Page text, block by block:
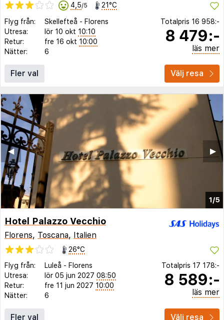
4,5/5 21°C
Flyg från: Skellefteå - Florens
Utresa:
lör 10 okt 10:10
Retur:
fre 16 okt 10:00
Nätter:
6
Totalpris 16 958:-
8 479:-
läs mer
Fler val Välj resa
1/5
▶︎
◀︎
Hotel Palazzo Vecchio
Florens, Toscana, Italien
26°C
Flyg från:
Luleå - Florens
Utresa:
lör 05 jun 2027 08:50
Retur:
fre 11 jun 2027 10:00
Nätter:
6
Totalpris 17 178:-
8 589:-
läs mer
Fler val Välj resa